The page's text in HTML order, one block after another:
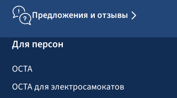
Предложения и отзывы
Для персон
OCTA
OCTA для электросамокатов